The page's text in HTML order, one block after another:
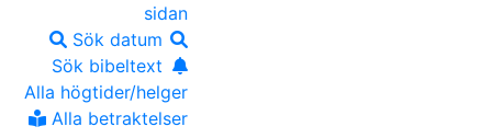
sidan
Sök datum
Sök bibeltext
Alla högtider/helger
Alla betraktelser